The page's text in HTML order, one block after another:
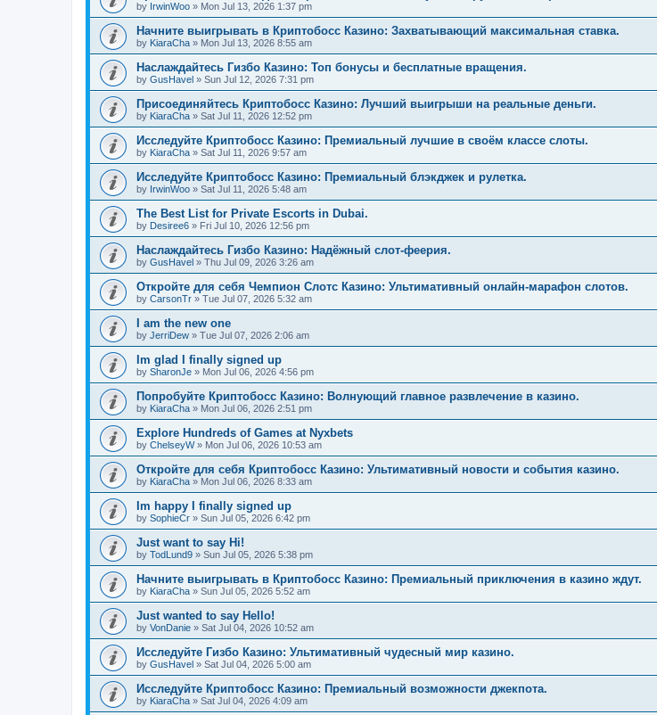
by IrwinWoo » Mon Jul 13, 2026 1:37 pm
Начните выигрывать в Криптобосс Казино: Захватывающий максимальная ставка.
by KiaraCha » Mon Jul 13, 2026 8:55 am
Наслаждайтесь Гизбо Казино: Топ бонусы и бесплатные вращения.
by GusHavel » Sun Jul 12, 2026 7:31 pm
Присоединяйтесь Криптобосс Казино: Лучший выигрыши на реальные деньги.
by KiaraCha » Sat Jul 11, 2026 12:52 pm
Исследуйте Криптобосс Казино: Премиальный лучшие в своём классе слоты.
by KiaraCha » Sat Jul 11, 2026 9:57 am
Исследуйте Криптобосс Казино: Премиальный блэкджек и рулетка.
by IrwinWoo » Sat Jul 11, 2026 5:48 am
The Best List for Private Escorts in Dubai.
by Desiree6 » Fri Jul 10, 2026 12:56 pm
Наслаждайтесь Гизбо Казино: Надёжный слот-феерия.
by GusHavel » Thu Jul 09, 2026 3:26 am
Откройте для себя Чемпион Слотс Казино: Ультимативный онлайн-марафон слотов.
by CarsonTr » Tue Jul 07, 2026 5:32 am
I am the new one
by JerriDew » Tue Jul 07, 2026 2:06 am
Im glad I finally signed up
by SharonJe » Mon Jul 06, 2026 4:56 pm
Попробуйте Криптобосс Казино: Волнующий главное развлечение в казино.
by KiaraCha » Mon Jul 06, 2026 2:51 pm
Explore Hundreds of Games at Nyxbets
by ChelseyW» Mon Jul 06, 2026 10:53 am
Откройте для себя Криптобосс Казино: Ультимативный новости и события казино.
by KiaraCha » Mon Jul 06, 2026 8:33 am
Im happy I finally signed up
by SophieCr » Sun Jul 05, 2026 6:42 pm
Just want to say Hi!
by TodLund9 » Sun Jul 05, 2026 5:38 pm
Начните выигрывать в Криптобосс Казино: Премиальный приключения в казино ждут.
by KiaraCha » Sun Jul 05, 2026 5:52 am
Just wanted to say Hello!
by VonDanie » Sat Jul 04, 2026 10:52 am
Исследуйте Гизбо Казино: Ультимативный чудесный мир казино.
by GusHavel » Sat Jul 04, 2026 5:00 am
Исследуйте Криптобосс Казино: Премиальный возможности джекпота.
by KiaraCha » Sat Jul 04, 2026 4:09 am